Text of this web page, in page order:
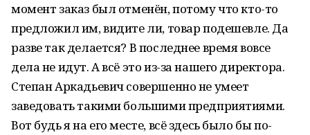
момент заказ был отменён, потому что кто-то
предложил им, видите ли, товар подешевле. Да
разве так делается? В последнее время вовсе
дела не идут. А всё это из-за нашего директора.
Степан Аркадьевич совершенно не умеет
заведовать такими большими предприятиями.
Вот будь я на его месте, всё здесь было бы по-